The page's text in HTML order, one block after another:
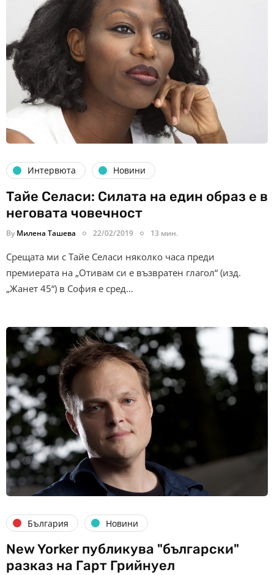
Интервюта Новини
Тайе Селаси: Силата на един образ е в
неговата човечност
By Милена Ташева 22/02/2019 13 мин.
Срещата ми с Тайе Селаси няколко часа преди
премиерата на „Отивам си е възвратен глагол“ (изд.
„Жанет 45“) в София е сред…
България Новини
New Yorker публикува "български"
разказ на Гарт Грийнуел